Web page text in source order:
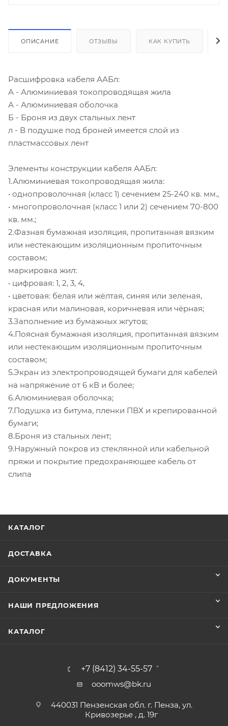
ОПИСАНИЕ ОТЗЫВЫ КАК КУПИТЬ
Расшифровка кабеля ААБл:
А - Алюминиевая токопроводящая жила
А - Алюминиевая оболочка
Б - Броня из двух стальных лент
л - В подушке под броней имеется слой из
пластмассовых лент
Элементы конструкции кабеля ААБл:
1.Алюминиевая токопроводящая жила:
• однопроволочная (класс 1) сечением 25-240 кв. мм.,
• многопроволочная (класс 1 или 2) сечением 70-800
кв. мм.;
2.Фазная бумажная изоляция, пропитанная вязким
или нестекающим изоляционным пропиточным
составом;
маркировка жил:
• цифровая: 1, 2, 3, 4,
• цветовая: белая или жёлтая, синяя или зеленая,
красная или малиновая, коричневая или чёрная;
3.Заполнение из бумажных жгутов;
4.Поясная бумажная изоляция, пропитанная вязким
или нестекающим изоляционным пропиточным
составом;
5.Экран из электропроводящей бумаги для кабелей
на напряжение от 6 кВ и более;
6.Алюминиевая оболочка;
7.Подушка из битума, пленки ПВХ и крепированной
бумаги;
8.Броня из стальных лент;
9.Наружный покров из стеклянной или кабельной
пряжи и покрытие предохраняющее кабель от
слипа
КАТАЛОГ
ДОСТАВКА
ДОКУМЕНТЫ
НАШИ ПРЕДЛОЖЕНИЯ
КАТАЛОГ
+7 (8412) 34-55-57
ooomws@bk.ru
440031 Пензенская обл. г. Пенза, ул.
Кривозерье , д. 19г